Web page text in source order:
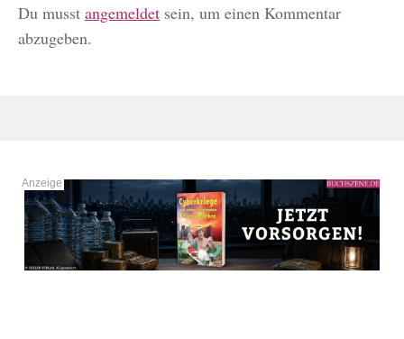
Du musst angemeldet sein, um einen Kommentar
abzugeben.